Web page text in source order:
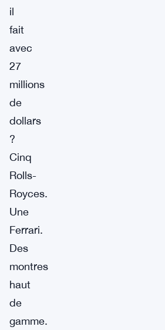
il
fait
avec
27
millions
de
dollars
?
Cinq
Rolls-
Royces.
Une
Ferrari.
Des
montres
haut
de
gamme.